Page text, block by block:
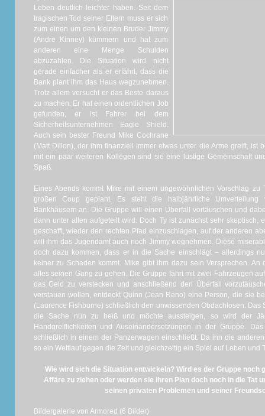
Leben deutlich leichter haben. Seit dem
tragischen Tod seiner Eltern muss er sich
zum einen um den kleinen Bruder Jimmy
(Andre Kinney) kümmern und hat zum
anderen eine Menge Schulden
abzuzahlen. Die Situation wird nicht
gerade einfacher als er erfährt, dass die
Bank plant ihm das Haus wegzunehmen.
Trotz allem versucht er das Beste daraus
zu machen. Er hat einen ordentlichen Job
gefunden, er ist Fahrer bei dem
Sicherheitsunternehmen Eagle Shield.
Auch sein bester Freund Mike Cochrane
(Matt Dillon), der ihm finanziell immer etwas unter die Arme greift, ist
mit ein paar weiteren Kollegen sind sie eine lustige Gemeinschaft
Spaß.
Eines Abends kommt Mike mit einem ungewöhnlichen Vorschlag
großen Coup geplant. Es steht die halbjährliche Umverteilung
Bankhäusern an. Die Gruppe will einen Überfall vortäuschen und
dann unter allen aufgeteilt wird. Doch Ty ist zunächst sehr skeptisch,
geschafft, wieder den rechten Pfad einzuschlagen, auf der anderen
will ihm das Jugendamt auch noch Jimmy wegnehmen. Diese
doch dazu kommen, dass er in die Sache einschlägt – allerdings
keiner zu Schaden kommt. Mike gibt ihm dazu sein Versprechen.
alles seinen Gang zu gehen. Die Gruppe fährt mit zwei Fahrzeugen
das Geld zu verstecken und anschließend den Überfall
verstauen wollen, entdeckt Quinn (Jean Reno) eine Person, die sie
(Laurence Fishburne) schließlich den unwissenden Obdachlosen. Das
die Sache nun zu heiß und möchte aussteigen, so wird der
Handgreiflichkeiten und Auseinandersetzungen in der Gruppe.
schließlich in einem der Panzerwagen einschließt. Da ihn die
so ein Wettlauf gegen die Zeit und gleichzeitig ein Spiel auf Leben und
Wie wird sich die Situation entwickeln? Wird es der Gruppe noch
Affäre zu ziehen oder werden sie ihren Plan doch noch in die Tat
seinen privaten Problemen und seiner
Bildergalerie von Armored (6 Bilder)